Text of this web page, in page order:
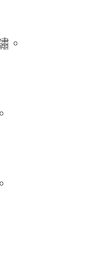
。